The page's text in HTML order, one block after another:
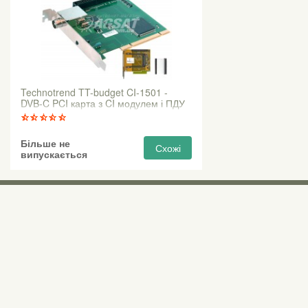
Technotrend TT-budget CI-1501 -
DVB-C PCI карта з CI модулем і ПДУ
Більше не
випускається
Схожі